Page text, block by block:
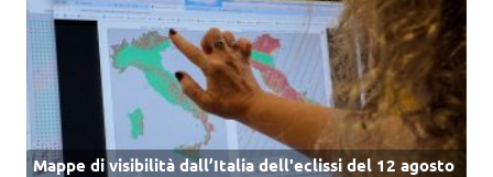
Mappe di visibilità dall’Italia dell'eclissi del 12 agosto